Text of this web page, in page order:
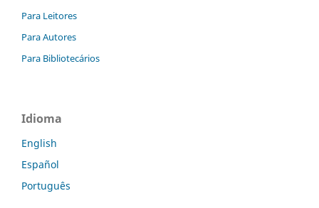
Para Leitores
Para Autores
Para Bibliotecários
Idioma
English
Español
Português